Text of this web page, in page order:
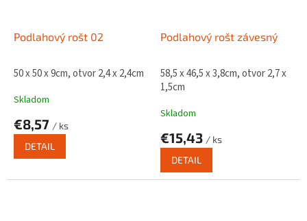
Podlahový rošt 02
50 x 50 x 9cm, otvor 2,4 x 2,4cm
Skladom
€8,57 / ks
DETAIL
Podlahový rošt závesný
58,5 x 46,5 x 3,8cm, otvor 2,7 x
1,5cm
Skladom
€15,43 / ks
DETAIL